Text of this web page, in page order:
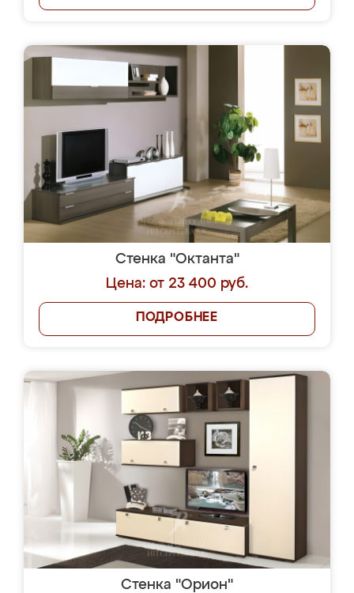
Стенка "Октанта"
Цена: от 23 400 руб.
ПОДРОБНЕЕ
Стенка "Орион"